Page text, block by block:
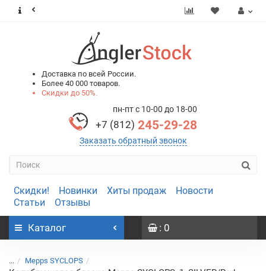
Доставка по всей России.
Более 40 000 товаров.
Скидки до 50%.
пн-пт с 10-00 до 18-00
+7 (812) 245-29-28
Заказать обратный звонок
Скидки! Новинки Хиты продаж
Новости
Статьи
Отзывы
Каталог : 0
... Mepps SYCLOPS